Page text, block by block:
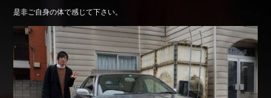
Blog
公式ブログ
Shop info.
Company
是非ご自身の体で感じて下さい。